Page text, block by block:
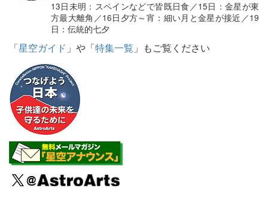
13日未明：スペインなどで皆既日食／15日：金星が東
方最大離角／16日夕方～宵：細い月と金星が接近／19
日：伝統的七夕
「星空ガイド 」や「特集一覧 」もご覧ください